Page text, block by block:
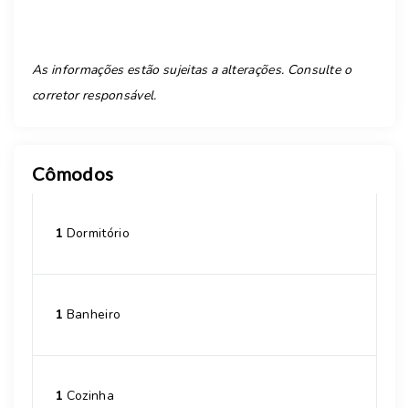
As informações estão sujeitas a alterações. Consulte o
corretor responsável.
Cômodos
1 Dormitório
1 Banheiro
1 Cozinha